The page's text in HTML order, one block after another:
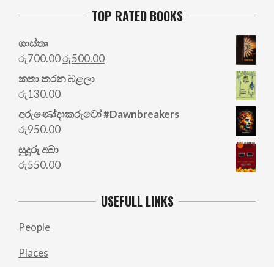
TOP RATED BOOKS
ශාස්තෘ
රු700.00Original
price
was:
රු500.00Current
කතා කරන බළලා
රු130.00
අරු‍ණෝදාකරුවෝ #Dawnbreakers
රු950.00
සුදුරු අබා
රු550.00
USEFULL LINKS
People
Places